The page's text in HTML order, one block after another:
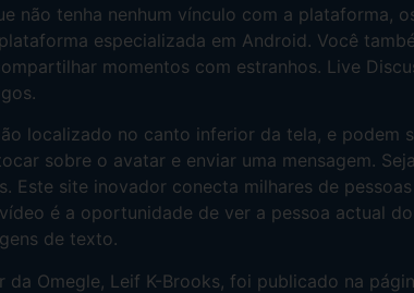
não tenha nenhum vínculo com a plataforma,
especializada em Android. Você
momentos com estranhos. Live
localizado no canto inferior da tela, e podem
sobre o avatar e enviar uma mensagem.
site inovador conecta milhares de
é a oportunidade de ver a pessoa actual
de texto.
Omegle, Leif K-Brooks, foi publicado na